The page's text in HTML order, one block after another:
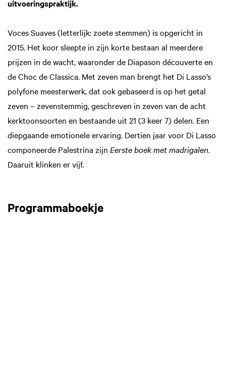
uitvoeringspraktijk.
Voces Suaves (letterlijk: zoete stemmen) is opgericht in
2015. Het koor sleepte in zijn korte bestaan al meerdere
prijzen in de wacht, waaronder de Diapason découverte en
de Choc de Classica. Met zeven man brengt het Di Lasso’s
polyfone meesterwerk, dat ook gebaseerd is op het getal
zeven – zevenstemmig, geschreven in zeven van de acht
kerktoonsoorten en bestaande uit 21 (3 keer 7) delen. Een
diepgaande emotionele ervaring. Dertien jaar voor Di Lasso
componeerde Palestrina zijn Eerste boek met madrigalen.
Daaruit klinken er vijf.
Programmaboekje